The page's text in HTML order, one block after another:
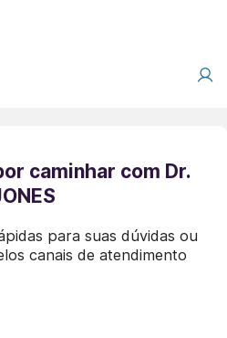
caminhar com Dr.
para suas dúvidas ou
canais de atendimento